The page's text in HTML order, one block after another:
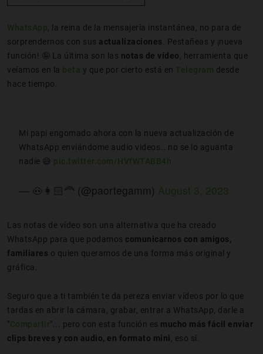
WhatsApp , la reina de la mensajería instantánea, no para de
sorprendernos con sus actualizaciones . Pestañeas y ¡nueva
función! 🤪 La última son las notas de vídeo , herramienta que
veíamos en la
beta y que por cierto está en Telegram desde
hace tiempo.
Mi papi engomado ahora con la nueva actualización de
WhatsApp enviándome audio videos… no se lo aguanta
nadie 😅 pic.twitter.com/HVfWTABB4h
— 🐽👩🏻‍🦰 (@paortegamm) August 3, 2023
Las notas de vídeo son una alternativa que ha creado
WhatsApp para que podamos comunicarnos con amigos,
familiares o quien queramos de una forma más original y
gráfica.
Seguro que a ti también te da pereza enviar vídeos por lo que
tardas en abrir la cámara, grabar, entrar a WhatsApp, darle a
" Compartir"... pero con esta función es mucho más fácil
enviar
clips breves y con audio, en formato mini , eso sí.